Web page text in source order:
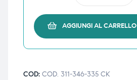
AGGIUNGI AL CARRELLO
COD: COD. 311-346-335 CK